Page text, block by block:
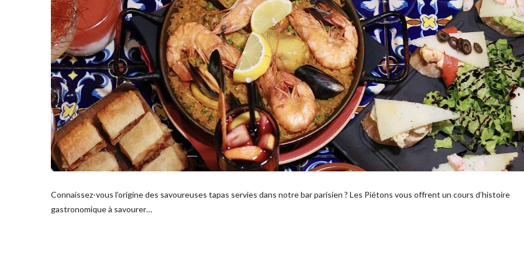
Connaissez-vous l’origine des savoureuses tapas servies dans notre bar parisien ? Les Piétons vous offrent un cours d’histoire
gastronomique à savourer…